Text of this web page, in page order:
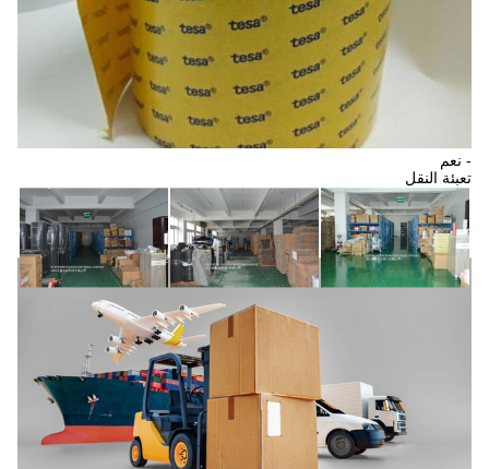
- نعم
تعبئة النقل